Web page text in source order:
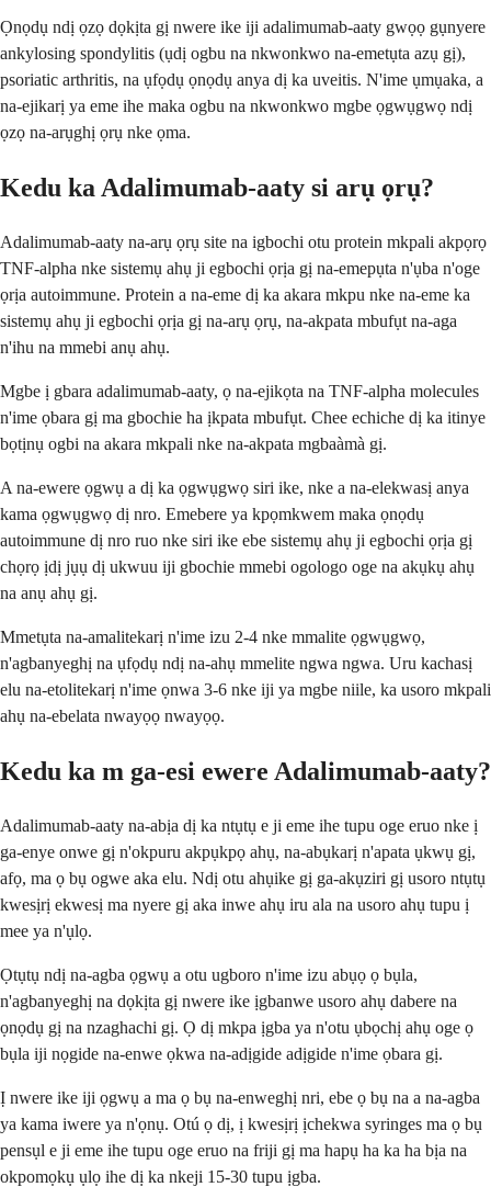
Ọnọdụ ndị ọzọ dọkịta gị nwere ike iji adalimumab-aaty gwọọ gụnyere
ankylosing spondylitis (ụdị ogbu na nkwonkwo na-emetụta azụ gị),
psoriatic arthritis, na ụfọdụ ọnọdụ anya dị ka uveitis. N'ime ụmụaka, a
na-ejikarị ya eme ihe maka ogbu na nkwonkwo mgbe ọgwụgwọ ndị
ọzọ na-arụghị ọrụ nke ọma.
Kedu ka Adalimumab-aaty si arụ ọrụ?
Adalimumab-aaty na-arụ ọrụ site na igbochi otu protein mkpali akpọrọ
TNF-alpha nke sistemụ ahụ ji egbochi ọrịa gị na-emepụta n'ụba n'oge
ọrịa autoimmune. Protein a na-eme dị ka akara mkpu nke na-eme ka
sistemụ ahụ ji egbochi ọrịa gị na-arụ ọrụ, na-akpata mbufụt na-aga
n'ihu na mmebi anụ ahụ.
Mgbe ị gbara adalimumab-aaty, ọ na-ejikọta na TNF-alpha molecules
n'ime ọbara gị ma gbochie ha ịkpata mbufụt. Chee echiche dị ka itinye
bọtịnụ ogbi na akara mkpali nke na-akpata mgbaàmà gị.
A na-ewere ọgwụ a dị ka ọgwụgwọ siri ike, nke a na-elekwasị anya
kama ọgwụgwọ dị nro. Emebere ya kpọmkwem maka ọnọdụ
autoimmune dị nro ruo nke siri ike ebe sistemụ ahụ ji egbochi ọrịa gị
chọrọ ịdị jụụ dị ukwuu iji gbochie mmebi ogologo oge na akụkụ ahụ
na anụ ahụ gị.
Mmetụta na-amalitekarị n'ime izu 2-4 nke mmalite ọgwụgwọ,
n'agbanyeghị na ụfọdụ ndị na-ahụ mmelite ngwa ngwa. Uru kachasị
elu na-etolitekarị n'ime ọnwa 3-6 nke iji ya mgbe niile, ka usoro mkpali
ahụ na-ebelata nwayọọ nwayọọ.
Kedu ka m ga-esi ewere Adalimumab-aaty?
Adalimumab-aaty na-abịa dị ka ntụtụ e ji eme ihe tupu oge eruo nke ị
ga-enye onwe gị n'okpuru akpụkpọ ahụ, na-abụkarị n'apata ụkwụ gị,
afọ, ma ọ bụ ogwe aka elu. Ndị otu ahụike gị ga-akụziri gị usoro ntụtụ
kwesịrị ekwesị ma nyere gị aka inwe ahụ iru ala na usoro ahụ tupu ị
mee ya n'ụlọ.
Ọtụtụ ndị na-agba ọgwụ a otu ugboro n'ime izu abụọ ọ bụla,
n'agbanyeghị na dọkịta gị nwere ike ịgbanwe usoro ahụ dabere na
ọnọdụ gị na nzaghachi gị. Ọ dị mkpa ịgba ya n'otu ụbọchị ahụ oge ọ
bụla iji nọgide na-enwe ọkwa na-adịgide adịgide n'ime ọbara gị.
Ị nwere ike iji ọgwụ a ma ọ bụ na-enweghị nri, ebe ọ bụ na a na-agba
ya kama iwere ya n'ọnụ. Otú ọ dị, ị kwesịrị ịchekwa syringes ma ọ bụ
pensụl e ji eme ihe tupu oge eruo na friji gị ma hapụ ha ka ha bịa na
okpomọkụ ụlọ ihe dị ka nkeji 15-30 tupu ịgba.